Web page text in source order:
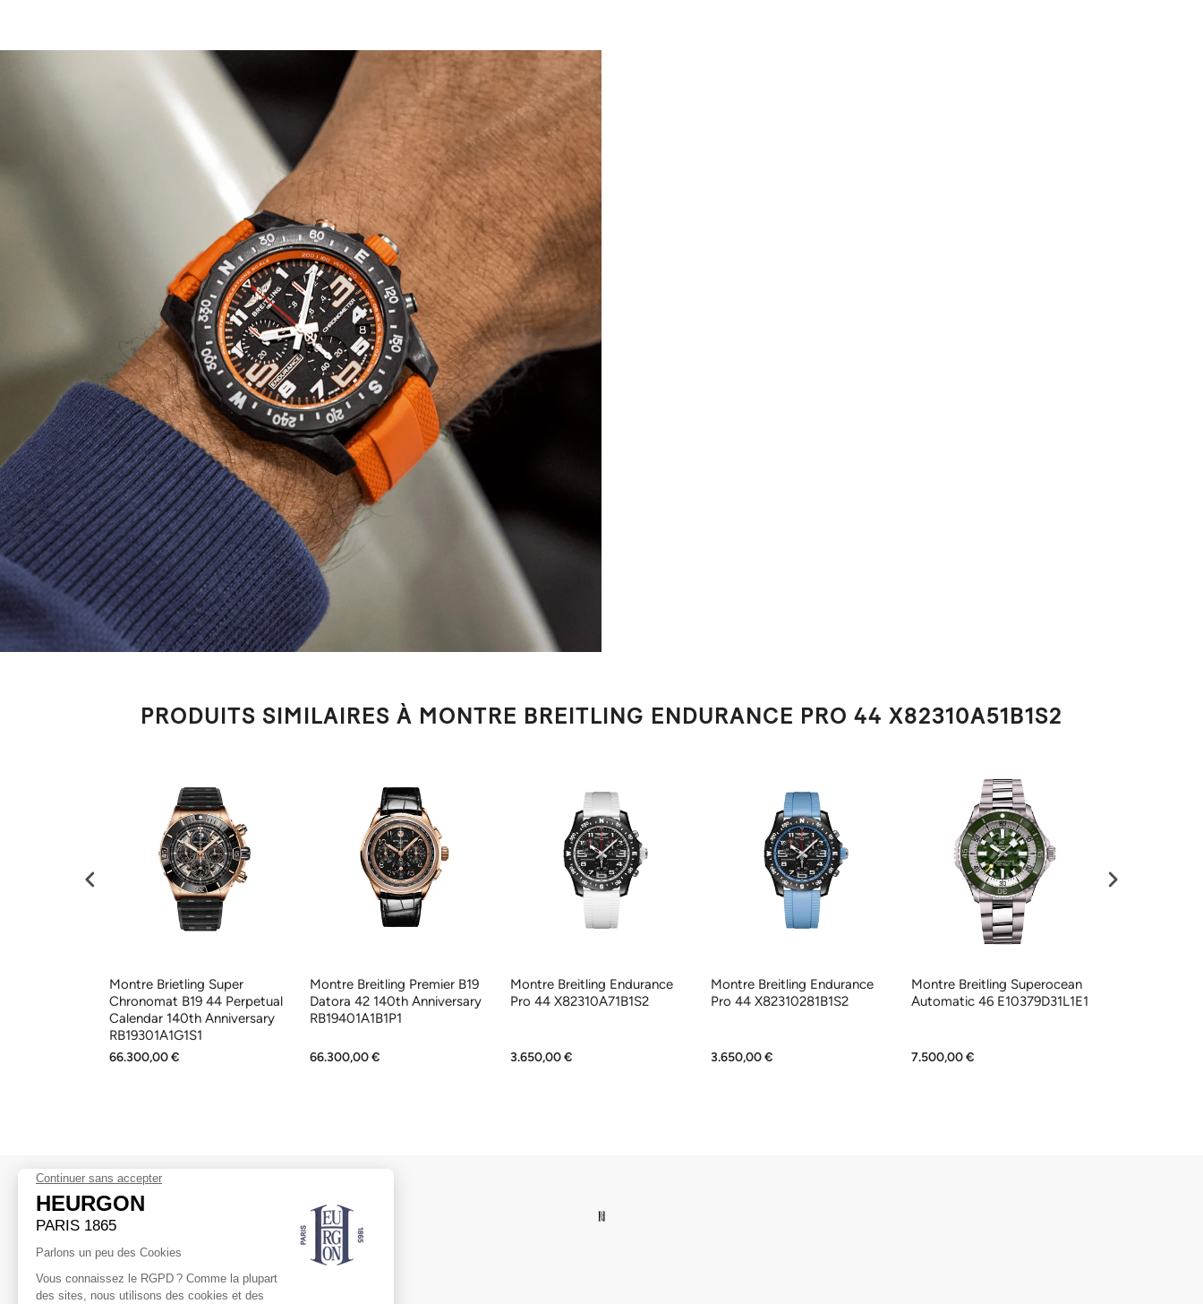
PRODUITS SIMILAIRES À MONTRE BREITLING ENDURANCE PRO 44 X82310A51B1S2
Montre Brietling Super
Chronomat B19 44 Perpetual
Calendar 140th Anniversary
RB19301A1G1S1
66.300,00 €
Montre Breitling Premier B19
Datora 42 140th Anniversary
RB19401A1B1P1
66.300,00 €
Montre Breitling Endurance
Pro 44 X82310A71B1S2
3.650,00 €
Montre Breitling Endurance
Pro 44 X82310281B1S2
3.650,00 €
Montre Breitling Superocean
Automatic 46 E10379D31L1E1
7.500,00 €